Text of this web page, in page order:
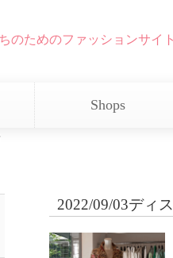
のためのファッションサイト
Shops
2022/09/03ディ